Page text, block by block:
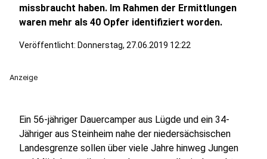
missbraucht haben. Im Rahmen der Ermittlungen
waren mehr als 40 Opfer identifiziert worden.
Veröffentlicht: Donnerstag, 27.06.2019 12:22
Anzeige
Ein 56-jähriger Dauercamper aus Lügde und ein 34-
Jähriger aus Steinheim nahe der niedersächsischen
Landesgrenze sollen über viele Jahre hinweg Jungen